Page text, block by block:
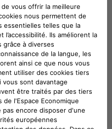
IL
DE
PIÈCES
?